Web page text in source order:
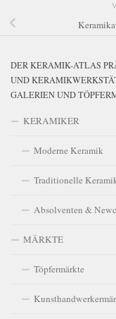
DER KERAMIK-ATLAS
UND
GALERIEN UND
KERAMIKER
Moderne Keramik
Traditionelle
Absolventen &
MÄRKTE
Töpfermärkte